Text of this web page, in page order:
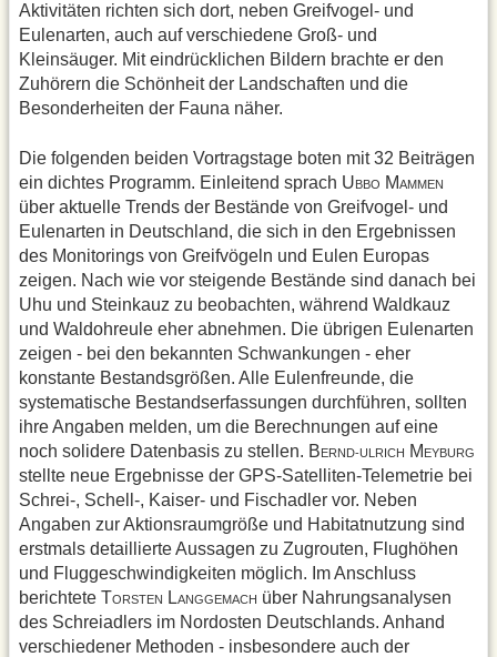
Aktivitäten richten sich dort, neben Greifvogel- und
Eulenarten, auch auf verschiedene Groß- und
Kleinsäuger. Mit eindrücklichen Bildern brachte er den
Zuhörern die Schönheit der Landschaften und die
Besonderheiten der Fauna näher.
Die folgenden beiden Vortragstage boten mit 32 Beiträgen
ein dichtes Programm. Einleitend sprach UBBO MAMMEN
über aktuelle Trends der Bestände von Greifvogel- und
Eulenarten in Deutschland, die sich in den Ergebnissen
des Monitorings von Greifvögeln und Eulen Europas
zeigen. Nach wie vor steigende Bestände sind danach bei
Uhu und Steinkauz zu beobachten, während Waldkauz
und Waldohreule eher abnehmen. Die übrigen Eulenarten
zeigen - bei den bekannten Schwankungen - eher
konstante Bestandsgrößen. Alle Eulenfreunde, die
systematische Bestandserfassungen durchführen, sollten
ihre Angaben melden, um die Berechnungen auf eine
noch solidere Datenbasis zu stellen. BERND-ULRICH M EYBURG
stellte neue Ergebnisse der GPS-Satelliten-Telemetrie bei
Schrei-, Schell-, Kaiser- und Fischadler vor. Neben
Angaben zur Aktionsraumgröße und Habitatnutzung sind
erstmals detaillierte Aussagen zu Zugrouten, Flughöhen
und Fluggeschwindigkeiten möglich. Im Anschluss
berichtete TORSTEN LANGGEMACH über Nahrungsanalysen
des Schreiadlers im Nordosten Deutschlands. Anhand
verschiedener Methoden - insbesondere auch der